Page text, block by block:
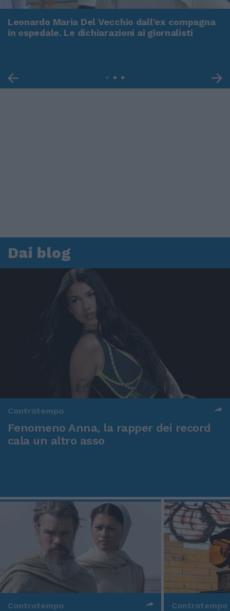
Leonardo Maria Del Vecchio dall'ex compagna
in ospedale. Le dichiarazioni ai giornalisti
Dai blog
Controtempo
Fenomeno Anna, la rapper dei record
cala un altro asso
Controtempo Controtempo